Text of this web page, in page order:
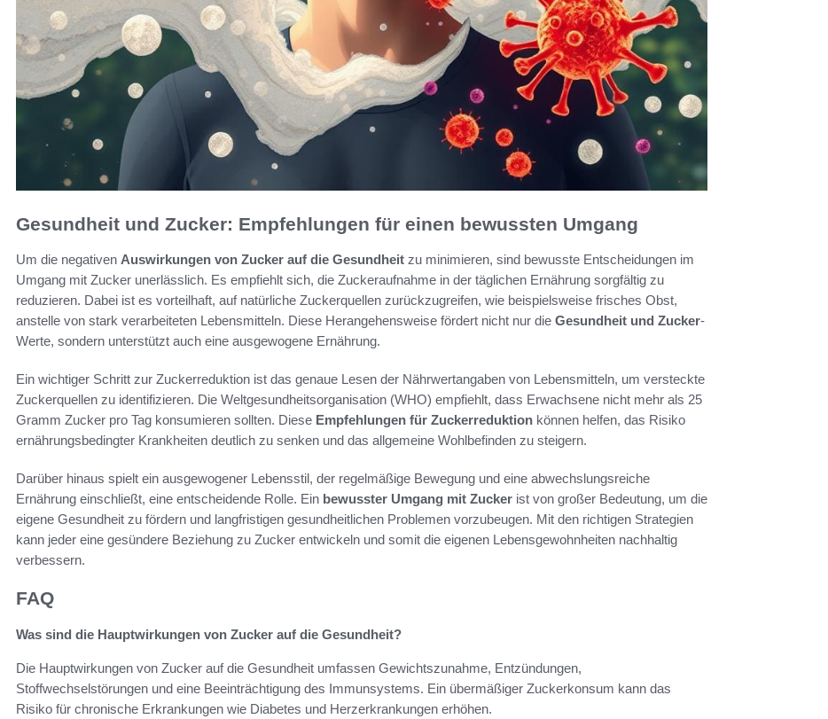
Gesundheit und Zucker: Empfehlungen für einen bewussten Umgang
Um die negativen Auswirkungen von Zucker auf die Gesundheit zu minimieren, sind bewusste Entscheidungen im
Umgang mit Zucker unerlässlich. Es empfiehlt sich, die Zuckeraufnahme in der täglichen Ernährung sorgfältig zu
reduzieren. Dabei ist es vorteilhaft, auf natürliche Zuckerquellen zurückzugreifen, wie beispielsweise frisches Obst,
anstelle von stark verarbeiteten Lebensmitteln. Diese Herangehensweise fördert nicht nur die Gesundheit und Zucker-
Werte, sondern unterstützt auch eine ausgewogene Ernährung.
Ein wichtiger Schritt zur Zuckerreduktion ist das genaue Lesen der Nährwertangaben von Lebensmitteln, um versteckte
Zuckerquellen zu identifizieren. Die Weltgesundheitsorganisation (WHO) empfiehlt, dass Erwachsene nicht mehr als 25
Gramm Zucker pro Tag konsumieren sollten. Diese Empfehlungen für Zuckerreduktion können helfen, das Risiko
ernährungsbedingter Krankheiten deutlich zu senken und das allgemeine Wohlbefinden zu steigern.
Darüber hinaus spielt ein ausgewogener Lebensstil, der regelmäßige Bewegung und eine abwechslungsreiche
Ernährung einschließt, eine entscheidende Rolle. Ein bewusster Umgang mit Zucker ist von großer Bedeutung, um die
eigene Gesundheit zu fördern und langfristigen gesundheitlichen Problemen vorzubeugen. Mit den richtigen Strategien
kann jeder eine gesündere Beziehung zu Zucker entwickeln und somit die eigenen Lebensgewohnheiten nachhaltig
verbessern.
FAQ
Was sind die Hauptwirkungen von Zucker auf die Gesundheit?
Die Hauptwirkungen von Zucker auf die Gesundheit umfassen Gewichtszunahme, Entzündungen,
Stoffwechselstörungen und eine Beeinträchtigung des Immunsystems. Ein übermäßiger Zuckerkonsum kann das
Risiko für chronische Erkrankungen wie Diabetes und Herzerkrankungen erhöhen.